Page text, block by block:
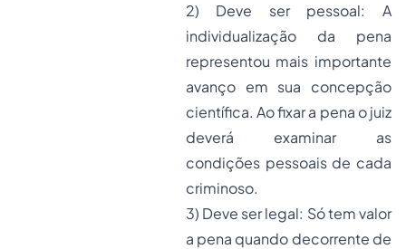
2) Deve ser pessoal: A
individualização da pena
representou mais importante
avanço em sua concepção
científica. Ao fixar a pena o juiz
deverá examinar as
condições pessoais de cada
criminoso.
3) Deve ser legal: Só tem valor
a pena quando decorrente de